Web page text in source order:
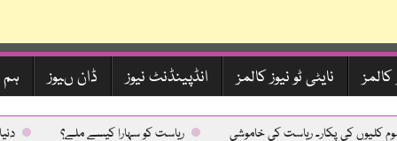
کالمز نایٹی ٹو نیوز کالمز انڈپینڈنٹ نیوز ڈان ںیوز
کی پکار۔ ریاست کی خاموشی ریاست کو سہارا کیسے ملے؟